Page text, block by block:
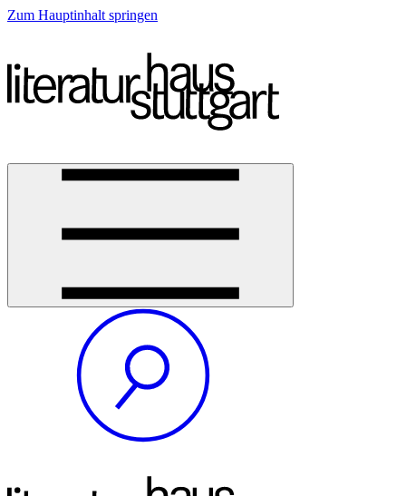
Zum Hauptinhalt springen